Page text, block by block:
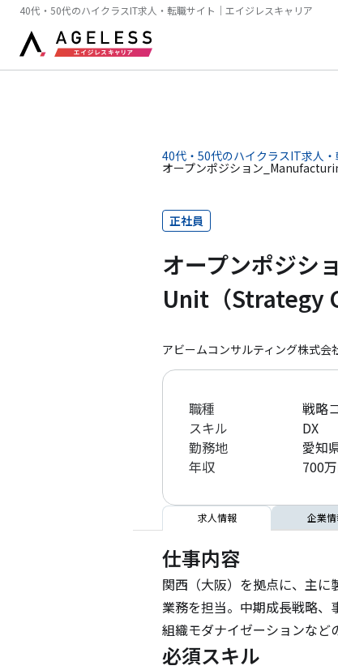
40代・50代のハイクラスIT求人・転職サイト｜エイジレスキャリア
40代・50代のハイクラスIT求人
オープンポジション
正社員
オープンポジシ
Unit（
アビームコンサルティング株式会
職種
戦略
スキル
DX
勤務地
愛知
年収
700
求人情報 企業
仕事内容
関西（大阪）を拠点に、主
業務を担当。中期成長戦略、
組織モダナイゼーションなど
必須スキル